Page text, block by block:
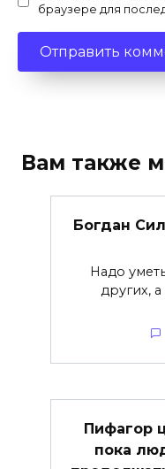
браузере для
Вам также
Богдан
Надо
других,
Пифагор
пока